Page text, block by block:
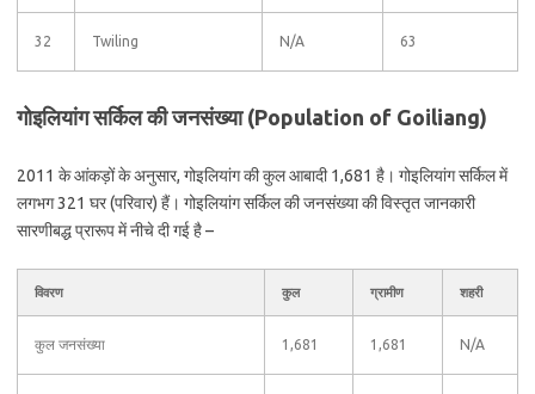
32 Twiling N/A 63
गोइलियांग सर्किल की जनसंख्या (Population of Goiliang)
2011 के आंकड़ों के अनुसार, गोइलियांग की कुल आबादी 1,681 है। गोइलियांग सर्किल में
लगभग 321 घर (परिवार) हैं। गोइलियांग सर्किल की जनसंख्या की विस्तृत जानकारी
सारणीबद्ध प्रारूप में नीचे दी गई है –
विवरण कुल ग्रामीण शहरी
कुल जनसंख्या 1,681 1,681 N/A